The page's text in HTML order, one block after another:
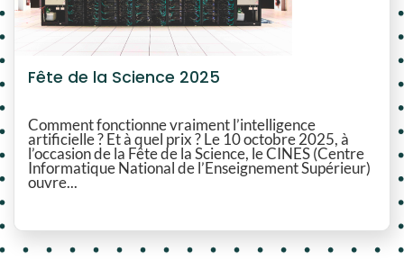
Fête de la Science 2025
Comment fonctionne vraiment l’intelligence
artificielle ? Et à quel prix ? Le 10 octobre 2025, à
l’occasion de la Fête de la Science, le CINES (Centre
Informatique National de l’Enseignement Supérieur)
ouvre...